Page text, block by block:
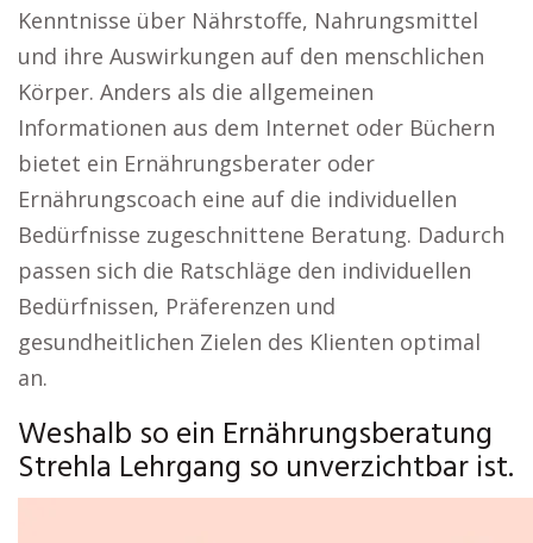
Kenntnisse über Nährstoffe, Nahrungsmittel
und ihre Auswirkungen auf den menschlichen
Körper. Anders als die allgemeinen
Informationen aus dem Internet oder Büchern
bietet ein Ernährungsberater oder
Ernährungscoach eine auf die individuellen
Bedürfnisse zugeschnittene Beratung. Dadurch
passen sich die Ratschläge den individuellen
Bedürfnissen, Präferenzen und
gesundheitlichen Zielen des Klienten optimal
an.
Weshalb so ein Ernährungsberatung
Strehla Lehrgang so unverzichtbar ist.